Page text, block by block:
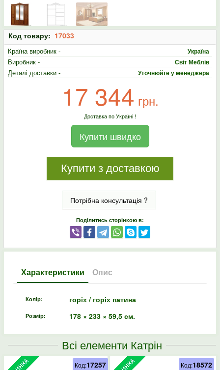
Код товару: 17033
Країна виробник - Україна
Виробник - Світ Меблів
Деталі доставки - Уточнюйте у менеджера
17 344 грн.
Доставка по Україні !
Купити швидко
Купити з доставкою
Потрібна консультація ?
Поділитись сторінкою в:
Характеристики Опис
Колір: горіх / горіх патина
Розмір: 178 × 233 × 59,5 см.
Всі елементи Катрін
Код:17257 Код:18572